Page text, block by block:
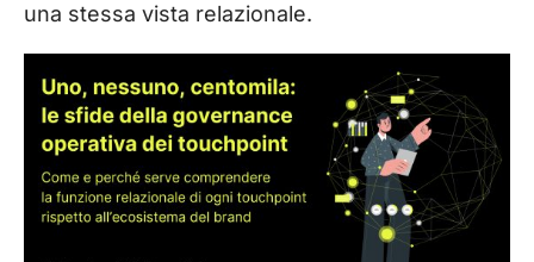
una stessa vista relazionale.